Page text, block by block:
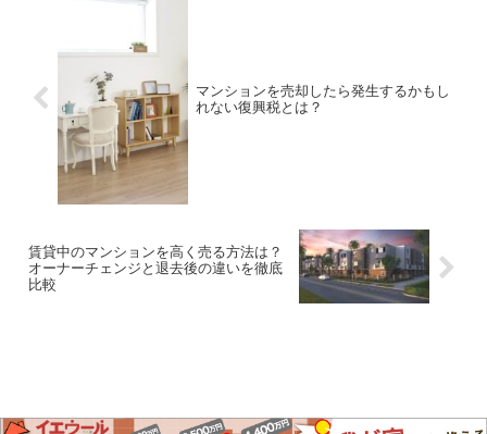
マンションを売却したら発生するかもし
れない復興税とは？
賃貸中のマンションを高く売る方法は？
オーナーチェンジと退去後の違いを徹底
比較